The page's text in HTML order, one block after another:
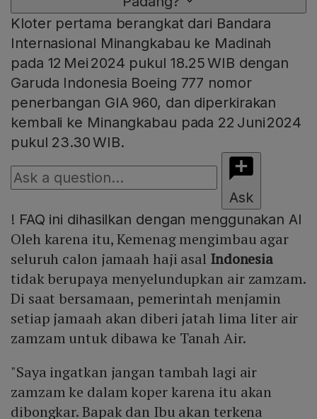
Kloter pertama berangkat dari Bandara
Internasional Minangkabau ke Madinah
pada 12 Mei 2024 pukul 18.25 WIB dengan
Garuda Indonesia Boeing 777 nomor
penerbangan GIA 960, dan diperkirakan
kembali ke Minangkabau pada 22 Juni 2024
pukul 23.30 WIB.
Ask
! FAQ ini dihasilkan dengan menggunakan AI
Oleh karena itu, Kemenag mengimbau agar
seluruh calon jamaah haji asal Indonesia
tidak berupaya menyelundupkan air zamzam.
Di saat bersamaan, pemerintah menjamin
setiap jamaah akan diberi jatah lima liter air
zamzam untuk dibawa ke Tanah Air.
"Saya ingatkan jangan tambah lagi air
zamzam ke dalam koper karena itu akan
dibongkar. Bapak dan Ibu akan terkena